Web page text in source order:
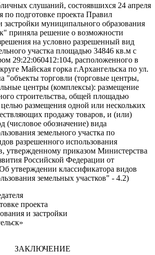
слушаний, состоявшихся 24 апреля
по подготовке проекта Правил
застройки муниципального образования
приняла решение о возможности
на условно разрешенный вид
участка площадью 34846 кв.м с
29:22:060412:104, расположенного в
Майская горка г.Архангельска по ул.
"объекты торговли (торговые центры,
центры (комплексы): размещение
строительства, общей площадью
размещения одной или нескольких
продажу товаров, и (или)
(числовое обозначение) вида
земельного участка по
разрешенного использования
утвержденному приказом Министерства
Российской Федерации от
утверждении классификатора видов
земельных участков" - 4.2)
проекта
и застройки
Архангельск»
ЗАКЛЮЧЕНИЕ